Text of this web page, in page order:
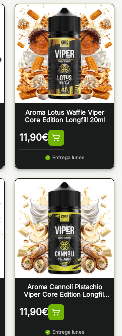
Aroma Lotus Waffle Viper
Core Edition Longfill 20ml
11,90€
Entrega lunes
Aroma Cannoli Pistachio
Viper Core Edition Longfill
11,90€
Entrega lunes